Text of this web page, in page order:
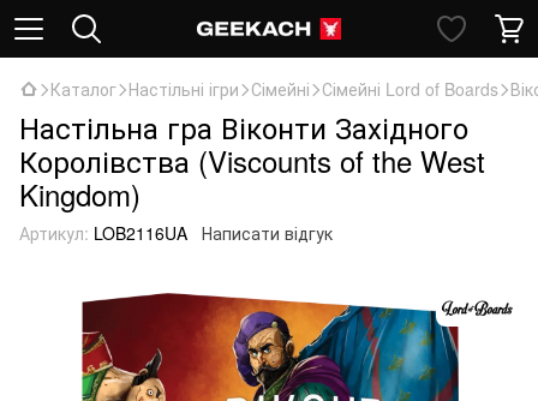
Каталог Настільні ігри Сімейні Сімейні Lord of Boards
Настільна гра Віконти Західного
Королівства (Viscounts of the West
Kingdom)
Артикул: LOB2116UA Написати відгук